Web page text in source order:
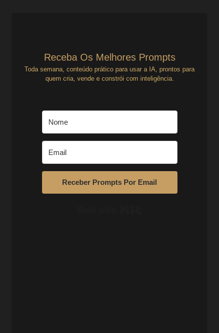
Receba Os Melhores Prompts
Toda semana, conteúdo prático para usar a IA, prontos para
quem cria, vende e constrói com inteligência.
Receber Prompts Por Email